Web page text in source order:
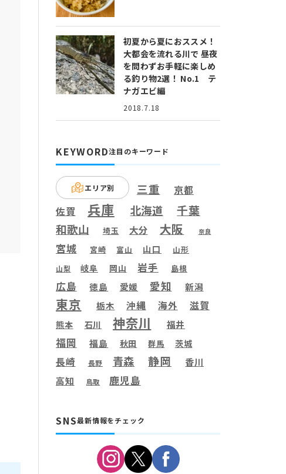
初夏から夏におススメ！
大都会を流れる川で 昼夜
を問わずお手軽に楽しめ
る釣り物2選！ No.1 テ
ナガエビ編
2018.7.18
KEYWORD注目のキーワード
エリア別 三重 京都
佐賀 兵庫 北海道 千葉
和歌山 埼玉 大分 大阪 奈良
宮城 宮崎 富山 山口 山形
山梨 岐阜 岡山 岩手 島根
広島 徳島 愛媛 愛知 新潟
東京 栃木 沖縄 海外 滋賀
熊本 石川 神奈川 福井
福岡 福島 秋田 群馬 茨城
長崎 長野 青森 静岡 香川
高知 鳥取 鹿児島
SNS最新情報をチェック